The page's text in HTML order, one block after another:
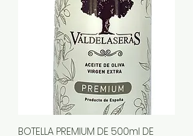
BOTELLA PREMIUM DE 500ml DE